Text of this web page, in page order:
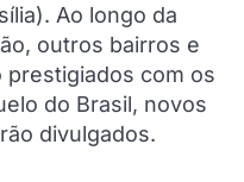
Ao longo da
outros bairros e
prestigiados com os
do Brasil, novos
divulgados.